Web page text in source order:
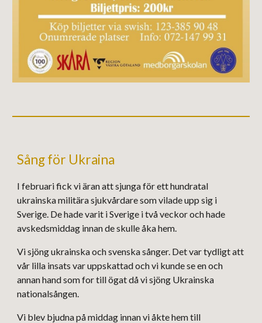
Sång för Ukraina
I februari fick vi äran att sjunga för ett hundratal
ukrainska militära sjukvårdare som vilade upp sig i
Sverige. De hade varit i Sverige i två veckor och hade
avskedsmiddag innan de skulle åka hem.
Vi sjöng ukrainska och svenska sånger. Det var tydligt att
vår lilla insats var uppskattad och vi kunde se en och
annan hand som for till ögat då vi sjöng Ukrainska
nationalsången.
Vi blev bjudna på middag innan vi åkte hem till